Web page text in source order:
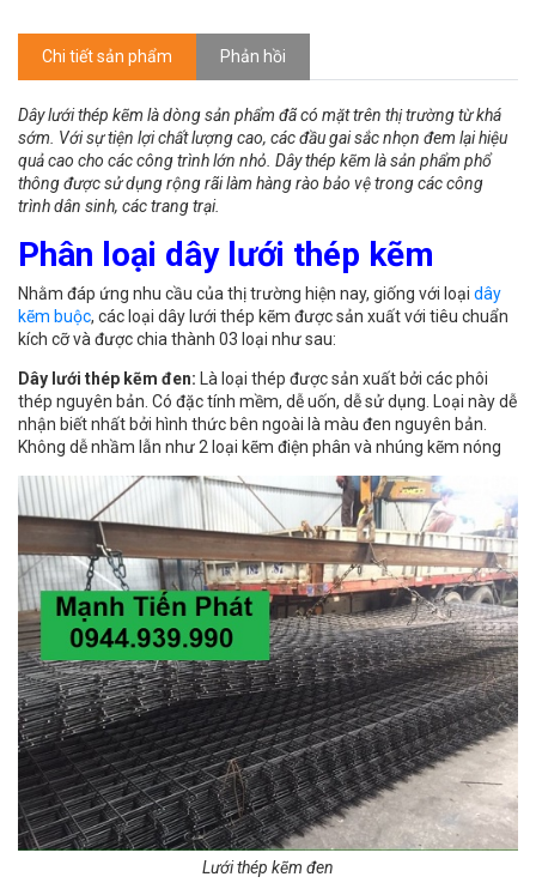
Chi tiết sản phẩm Phản hồi
Dây lưới thép kẽm là dòng sản phẩm đã có mặt trên thị trường từ khá
sớm. Với sự tiện lợi chất lượng cao, các đầu gai sắc nhọn đem lại hiệu
quả cao cho các công trình lớn nhỏ. Dây thép kẽm là sản phẩm phổ
thông được sử dụng rộng rãi làm hàng rào bảo vệ trong các công
trình dân sinh, các trang trại.
Phân loại dây lưới thép kẽm
Nhằm đáp ứng nhu cầu của thị trường hiện nay, giống với loại dây
kẽm buộc, các loại dây lưới thép kẽm được sản xuất với tiêu chuẩn
kích cỡ và được chia thành 03 loại như sau:
Dây lưới thép kẽm đen: Là loại thép được sản xuất bởi các phôi
thép nguyên bản. Có đặc tính mềm, dễ uốn, dễ sử dụng. Loại này dễ
nhận biết nhất bởi hình thức bên ngoài là màu đen nguyên bản.
Không dễ nhầm lẫn như 2 loại kẽm điện phân và nhúng kẽm nóng
Lưới thép kẽm đen